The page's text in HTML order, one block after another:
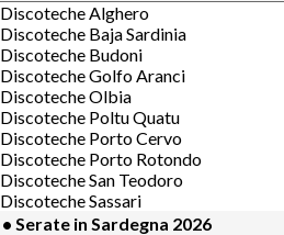
Discoteche Alghero
Discoteche Baja Sardinia
Discoteche Budoni
Discoteche Golfo Aranci
Discoteche Olbia
Discoteche Poltu Quatu
Discoteche Porto Cervo
Discoteche Porto Rotondo
Discoteche San Teodoro
Discoteche Sassari
• Serate in Sardegna 2026